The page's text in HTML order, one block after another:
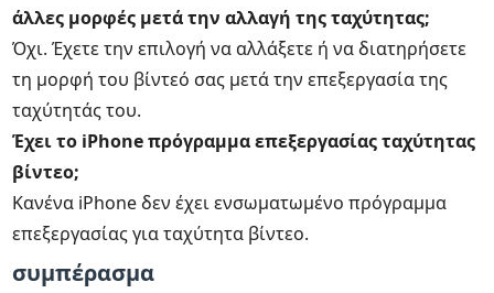
άλλες μορφές μετά την αλλαγή της ταχύτητας;
Όχι. Έχετε την επιλογή να αλλάξετε ή να διατηρήσετε
τη μορφή του βίντεό σας μετά την επεξεργασία της
ταχύτητάς του.
Έχει το iPhone πρόγραμμα επεξεργασίας ταχύτητας
βίντεο;
Κανένα iPhone δεν έχει ενσωματωμένο πρόγραμμα
επεξεργασίας για ταχύτητα βίντεο.
συμπέρασμα